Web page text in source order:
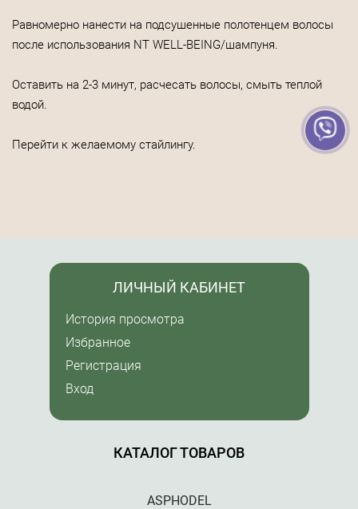
Равномерно нанести на подсушенные полотенцем волосы
после использования NT WELL-BEING/шампуня.
Оставить на 2-3 минут, расчесать волосы, смыть теплой
водой.
Перейти к желаемому стайлингу.
КАТАЛОГ ТОВАРОВ
ASPHODEL
ЛИЧНЫЙ КАБИНЕТ
История просмотра
Избранное
Регистрация
Вход